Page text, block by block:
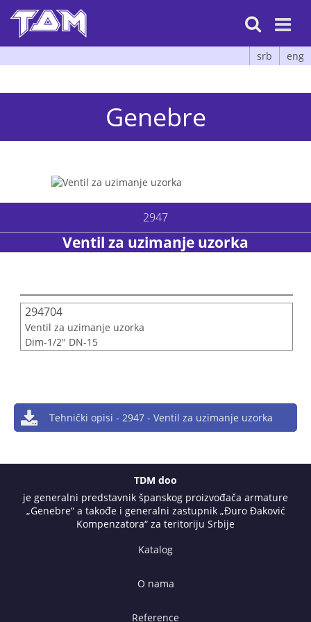

srb eng
Genebre
2947
Ventil za uzimanje uzorka
294704
Ventil za uzimanje uzorka
Dim-1/2" DN-15
Tehnički opisi - 2947 - Ventil za uzimanje uzorka
TDM doo
je generalni predstavnik španskog proizvođača armature
„Genebre“ a takođe i generalni zastupnik „Đuro Đaković
Kompenzatora“ za teritoriju Srbije
Katalog
O nama
Reference